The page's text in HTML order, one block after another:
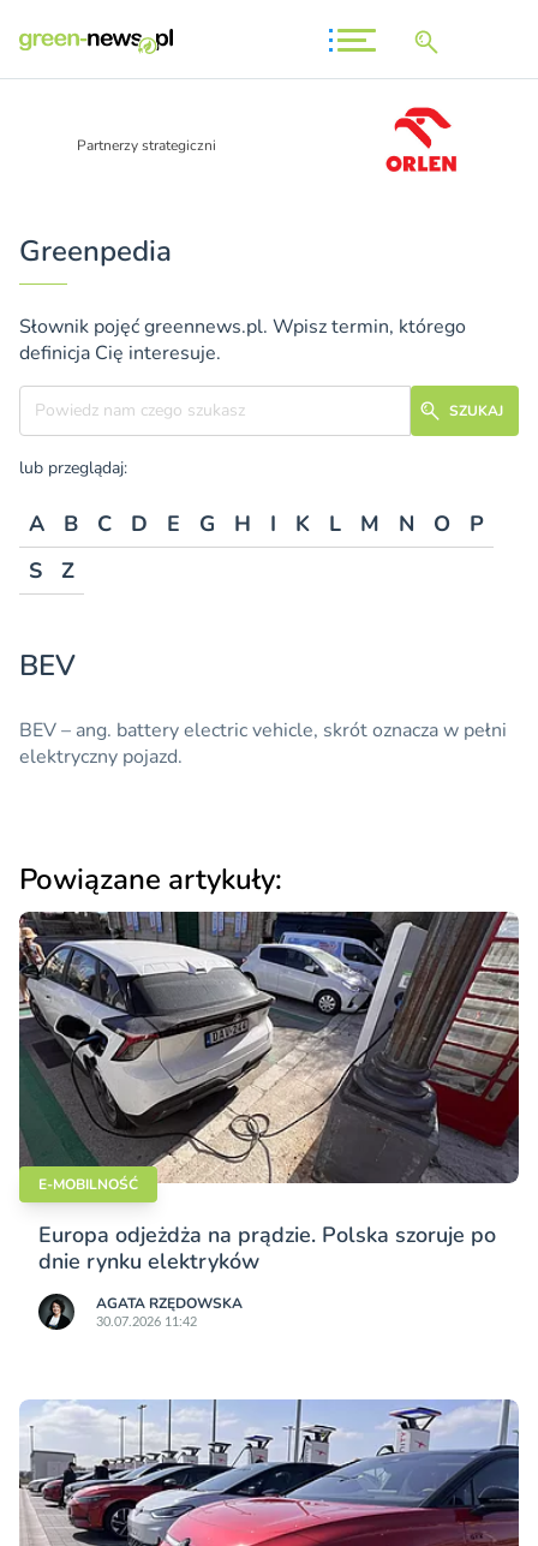
Partnerzy strategiczni
Greenpedia
Słownik pojęć greennews.pl. Wpisz termin, którego
definicja Cię interesuje.
Szukane hasło
SZUKAJ
lub przeglądaj:
A B C D E G H I K L M N O
P
S
Z
BEV
BEV– ang. battery electric vehicle, skrót oznacza w pełni
elektryczny pojazd.
Powiązane artykuły:
E-MOBILNOŚĆ
Europa odjeżdża na prądzie. Polska szoruje po
dnie rynku elektryków
AGATA RZĘDOWSKA
30.07.2026 11:42